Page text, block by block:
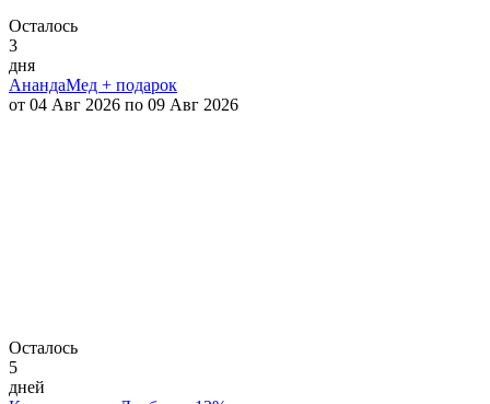
Осталось
3
дня
АнандаМед + подарок
от 04 Авг 2026 по 09 Авг 2026
Осталось
5
дней